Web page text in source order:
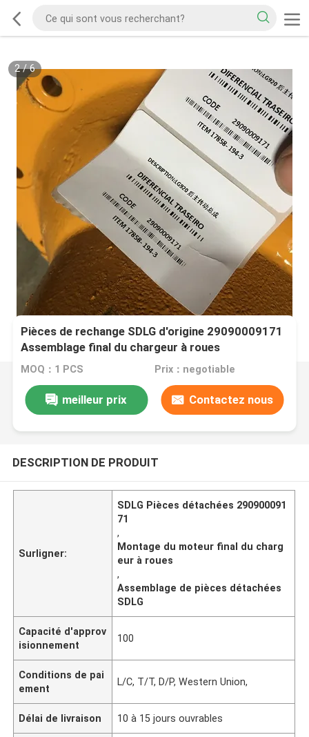
2/6
Pièces de rechange SDLG d'origine 29090009171
Assemblage final du chargeur à roues
MOQ：1 PCS Prix：negotiable
meilleur prix Contactez nous
DESCRIPTION DE PRODUIT
Surligner:
SDLG Pièces détachées 290900091
71
,
Montage du moteur final du charg
eur à roues
,
Assemblage de pièces détachées
SDLG
Capacité d'approv
isionnement
100
Conditions de pai
ement
L/C, T/T, D/P, Western Union,
Délai de livraison 10 à 15 jours ouvrables